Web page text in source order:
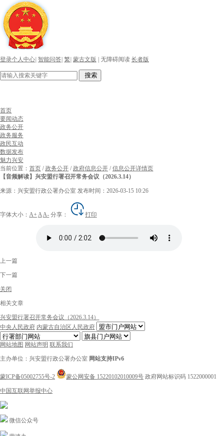
登录个人中心 智能问答 繁 蒙古文版 无障碍阅读 长者版
搜索
首页
要闻动态
政务公开
政务服务
政民互动
数据发布
魅力兴安
当前位置： 首页 /政务公开 /政府信息公开 /信息公开详情页
【音频解读】兴安盟行署召开常务会议（2026.3.14）
来源：兴安盟行政公署办公室 发布时间：2026-03-15 10:26
字体大小： A+ AA- 分享： 打印
上一篇
下一篇
关闭
相关文章
兴安盟行署召开常务会议（2026.3.14）
中央人民政府 内蒙古自治区人民政府
网站地图 网站声明 联系我们
主办单位：兴安盟行政公署办公室 网站支持IPv6
蒙ICP备05002755号-2 蒙公网安备 15220102010009号 政府网站标识码 1522000001
中国互联网举报中心
微信公众号